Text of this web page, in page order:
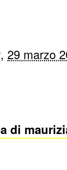
, 29 marzo
di